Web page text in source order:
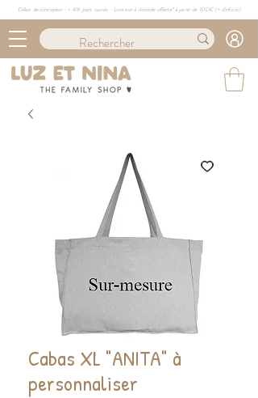
Délais de conception : ≈ 4/6 jours ouvrés · Livraison à domicile offerte* à partir de 100€ (+ d'info ici)
Cabas XL "ANITA" à
personnaliser